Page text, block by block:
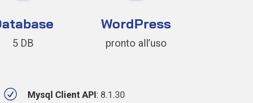
5 DB
WordPress
pronto all’uso
R Mysql Client API: 8.1.30